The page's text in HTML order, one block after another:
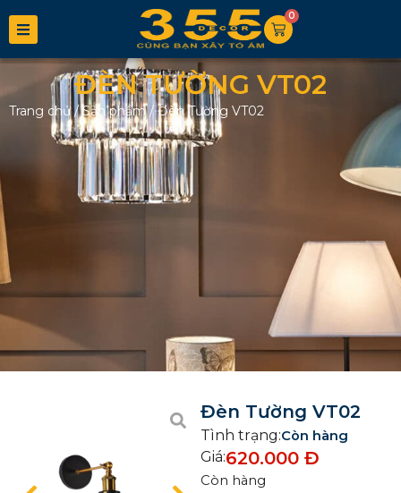
0
ĐÈN TƯỜNG VT02
Trang chủ/Sản phẩm/Đèn Tường VT02
Đèn Tường VT02
Tình trạng:Còn hàng
Giá:620.000 Đ
Còn hàng